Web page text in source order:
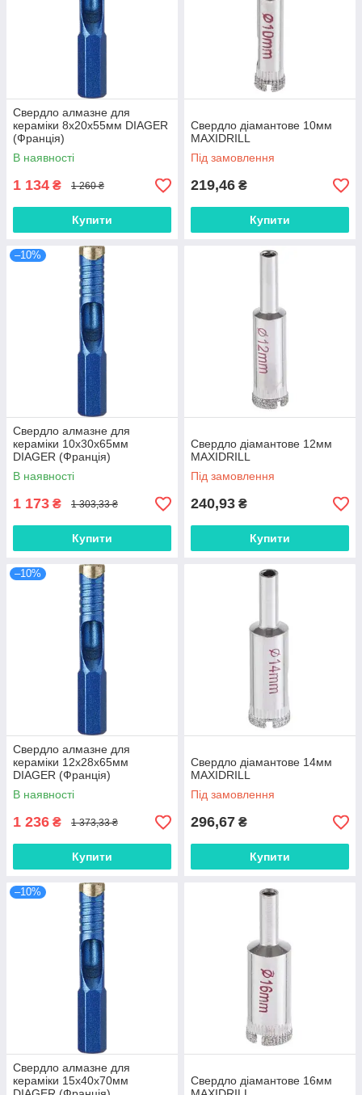
Свердло алмазне для
кераміки 8х20х55мм DIAGER
(Франція)
В наявності
1 134 ₴ 1 260 ₴
Купити
Свердло діамантове 10мм
MAXIDRILL
Під замовлення
219,46 ₴
Купити
–10%
Свердло алмазне для
кераміки 10х30х65мм
DIAGER (Франція)
В наявності
1 173 ₴ 1 303,33 ₴
Купити
Свердло діамантове 12мм
MAXIDRILL
Під замовлення
240,93 ₴
Купити
–10%
Свердло алмазне для
кераміки 12х28х65мм
DIAGER (Франція)
В наявності
1 236 ₴ 1 373,33 ₴
Купити
Свердло діамантове 14мм
MAXIDRILL
Під замовлення
296,67 ₴
Купити
–10%
Свердло алмазне для
кераміки 15х40х70мм
Свердло діамантове 16мм